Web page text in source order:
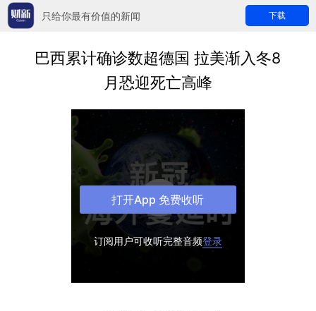
只给你最有价值的新闻 下载
巴西累计确诊数超德国 拉美渐入冬8
月恐迎死亡高峰
订阅用户可收听完整音频登录
打开App 免费收听